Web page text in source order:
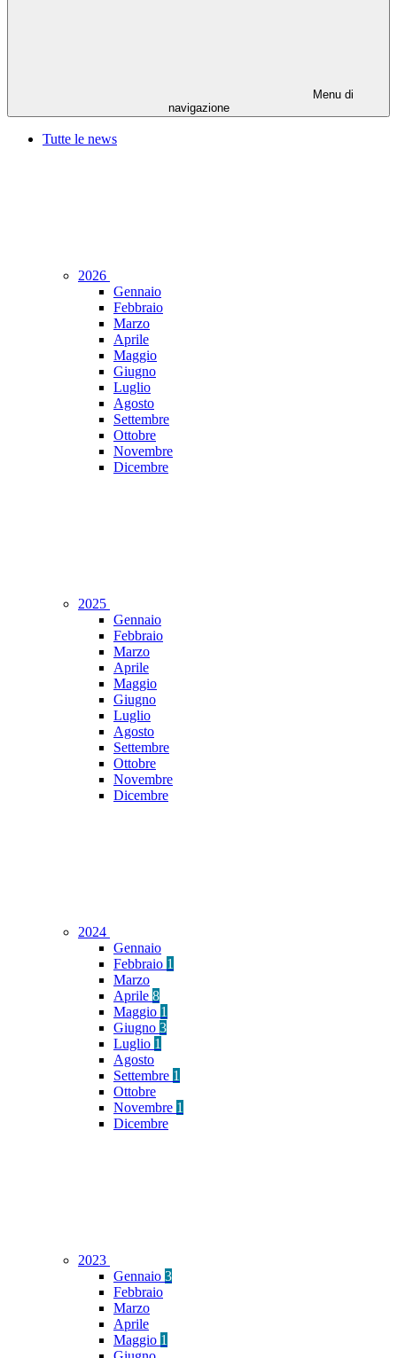
Menu di
navigazione
Tutte le news
2026
Gennaio
Febbraio
Marzo
Aprile
Maggio
Giugno
Luglio
Agosto
Settembre
Ottobre
Novembre
Dicembre
2025
Gennaio
Febbraio
Marzo
Aprile
Maggio
Giugno
Luglio
Agosto
Settembre
Ottobre
Novembre
Dicembre
2024
Gennaio
Febbraio 1
Marzo
Aprile 8
Maggio 1
Giugno 3
Luglio 1
Agosto
Settembre 1
Ottobre
Novembre 1
Dicembre
2023
Gennaio 3
Febbraio
Marzo
Aprile
Maggio 1